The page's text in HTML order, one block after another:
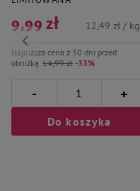
Najniższa cena z 30 dni przed
obniżką 14,99 zł -33%
9,99 zł 12,49 zł / kg
- +
Do koszyka